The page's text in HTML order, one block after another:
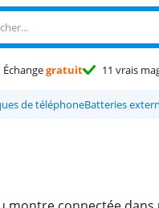
Échangegratuit 11 vrais
de téléphoneBatteries